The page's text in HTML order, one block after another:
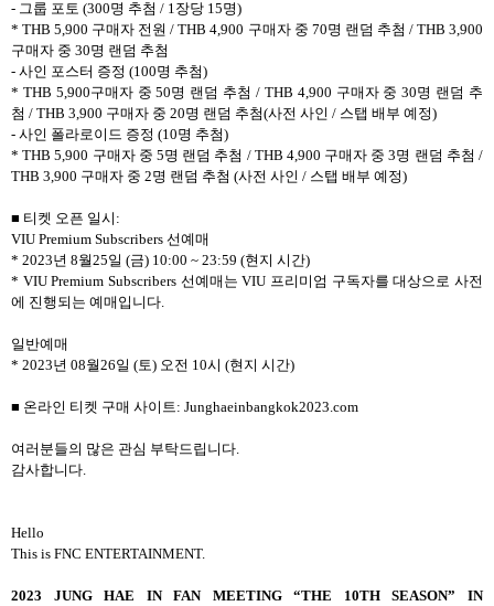
- 그룹 포토 (300명 추첨 / 1장당 15명)
* THB 5,900 구매자 전원 / THB 4,900 구매자 중 70명 랜덤 추첨 / THB 3,900
구매자 중 30명 랜덤 추첨
- 사인 포스터 증정 (100명 추첨)
* THB 5,900구매자 중 50명 랜덤 추첨 / THB 4,900 구매자 중 30명 랜덤 추
첨 / THB 3,900 구매자 중 20명 랜덤 추첨(사전 사인 / 스탭 배부 예정)
- 사인 폴라로이드 증정 (10명 추첨)
* THB 5,900 구매자 중 5명 랜덤 추첨 / THB 4,900 구매자 중 3명 랜덤 추첨 /
THB 3,900 구매자 중 2명 랜덤 추첨 (사전 사인 / 스탭 배부 예정)
■ 티켓 오픈 일시:
VIU Premium Subscribers 선예매
* 2023년 8월25일 (금) 10:00 ~ 23:59 (현지 시간)
* VIU Premium Subscribers 선예매는 VIU 프리미엄 구독자를 대상으로 사전
에 진행되는 예매입니다.
일반예매
* 2023년 08월26일 (토) 오전 10시 (현지 시간)
■ 온라인 티켓 구매 사이트: Junghaeinbangkok2023.com
여러분들의 많은 관심 부탁드립니다.
감사합니다.
Hello
This is FNC ENTERTAINMENT.
2023 JUNG HAE IN FAN MEETING “THE 10TH SEASON” IN